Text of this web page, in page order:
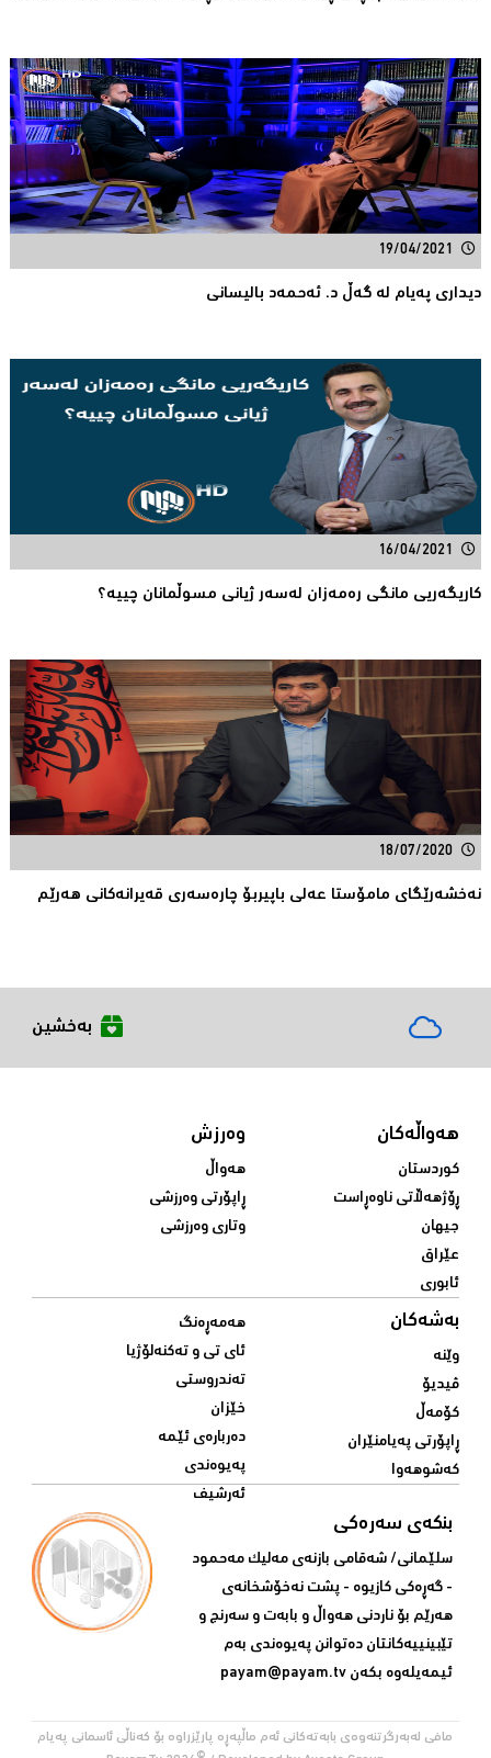
19/04/2021
دیداری پەیام لە گەڵ د. ئەحمەد بالیسانی
16/04/2021
كاریگه‌ریی مانگی ره‌مه‌زان له‌سه‌ر ژیانی مسوڵمانان ‌چییە؟
18/07/2020
نه‌خشه‌رێگای مامۆستا عه‌لی باپیربۆ چاره‌سه‌ری قه‌یرانه‌كانی هه‌رێم
بەخشین
هەواڵەکان
کوردستان
ڕۆژهەڵاتی ناوەڕاست
جیهان
عێراق
ئابوری
وەرزش
هەواڵ
ڕاپۆرتی وەرزشی
وتاری وەرزشی
بەشەکان
وێنە
ڤیدیۆ
کۆمەڵ
ڕاپۆرتی پەیامنێران
کەشوهەوا
هەمەڕەنگ
ئای تی و تەکنەلۆژیا
تەندروستی
خێزان
دەربارەی ئێمە
پەیوەندی
ئەرشیف
بنکەی سەرەکی
سلێمانی/ شه‌قامی بازنه‌ی مه‌لیک مه‌حمود
- گه‌ڕه‌کی کازیوه‌ - پشت نه‌خۆشخانه‌ی‌
هه‌رێم بۆ ناردنی‌ هه‌واڵ و بابه‌ت و سه‌رنج و
تێبینییه‌كانتان ده‌توانن په‌یوه‌ندی‌ به‌م
ئیمه‌یله‌وه‌ بكه‌ن payam@payam.tv
مافی لەبەرگرتنەوەی بابەتەکانی ئەم ماڵپەڕە پارێزراوە بۆ کەناڵی ئاسمانی پەیام